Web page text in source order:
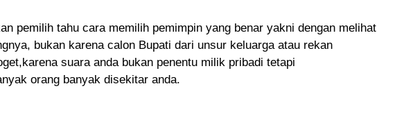
pemilih tahu cara memilih pemimpin yang benar yakni dengan melihat
bukan karena calon Bupati dari unsur keluarga atau rekan
suara anda bukan penentu milik pribadi tetapi
orang banyak disekitar anda.